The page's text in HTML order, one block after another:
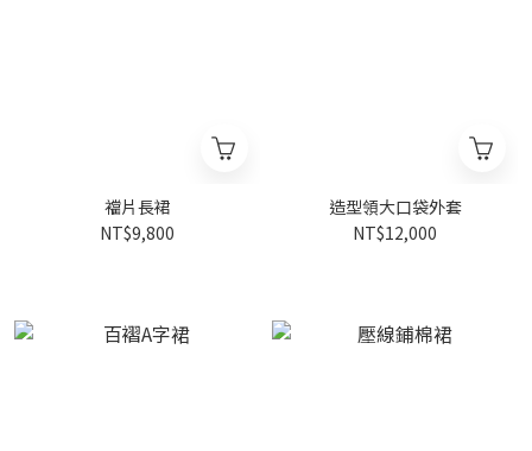
襠片長裙
NT$9,800
造型領大口袋外套
NT$12,000